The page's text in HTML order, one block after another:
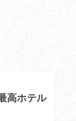
高ホテル